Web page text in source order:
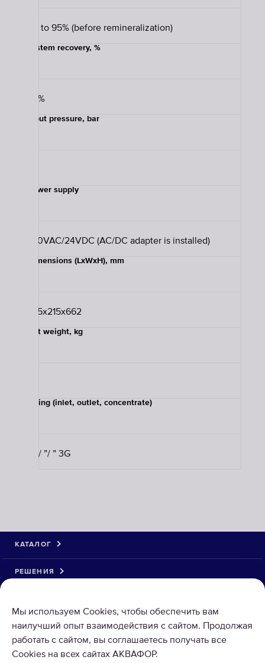
Up to 95% (before remineralization)
System recovery, %
50%
Input pressure, bar
Power supply
230VAC/24VDC (AC/DC adapter is installed)
Dimensions (LxWxH), mm
485x215x662
Net weight, kg
Sizing (inlet, outlet, concentrate)
3⁄8”/ ”/ ” 3G
Мы используем Cookies, чтобы обеспечить вам
наилучший опыт взаимодействия с сайтом. Продолжая
работать с сайтом, вы соглашаетесь получать все
Cookies на всех сайтах АКВАФОР.
КАТАЛОГ
РЕШЕНИЯ